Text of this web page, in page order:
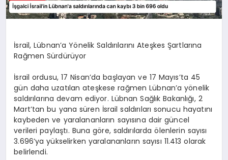
İsrail, Lübnan’a Yönelik Saldırılarını Ateşkes Şartlarına
Rağmen Sürdürüyor
İsrail ordusu, 17 Nisan’da başlayan ve 17 Mayıs’ta 45
gün daha uzatılan ateşkese rağmen Lübnan’a yönelik
saldırılarına devam ediyor. Lübnan Sağlık Bakanlığı, 2
Mart’tan bu yana süren İsrail saldırıları sonucu hayatını
kaybeden ve yaralananların sayısına dair güncel
verileri paylaştı. Buna göre, saldırılarda ölenlerin sayısı
3.696’ya yükselirken yaralananların sayısı 11.413 olarak
belirlendi.